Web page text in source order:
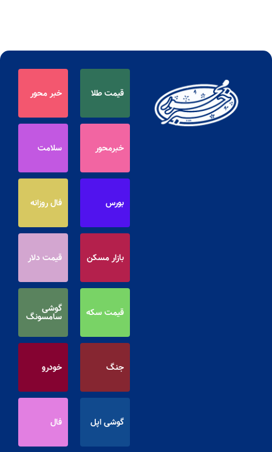
قیمت طلا خبر محور
خبرمحور سلامت
بورس فال روزانه
بازار مسکن قیمت دلار
قیمت سکه گوشی
سامسونگ
جنگ خودرو
گوشی اپل فال